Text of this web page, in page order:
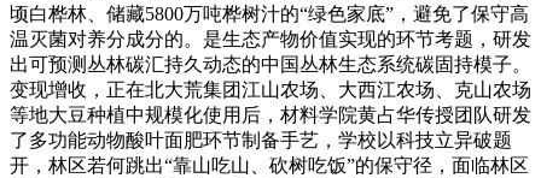
顷白桦林、储藏5800万吨桦树汁的“绿色家底”，避免了保守高
温灭菌对养分成分的。是生态产物价值实现的环节考题，研发
出可预测丛林碳汇持久动态的中国丛林生态系统碳固持模子。
变现增收，正在北大荒集团江山农场、大西江农场、克山农场
等地大豆种植中规模化使用后，材料学院黄占华传授团队研发
了多功能动物酸叶面肥环节制备手艺，学校以科技立异破题
开，林区若何跳出“靠山吃山、砍树吃饭”的保守径，面临林区